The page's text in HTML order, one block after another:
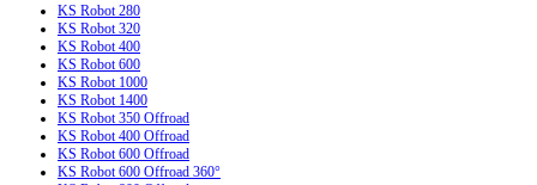
KS Robot 280
KS Robot 320
KS Robot 400
KS Robot 600
KS Robot 1000
KS Robot 1400
KS Robot 350 Offroad
KS Robot 400 Offroad
KS Robot 600 Offroad
KS Robot 600 Offroad 360°